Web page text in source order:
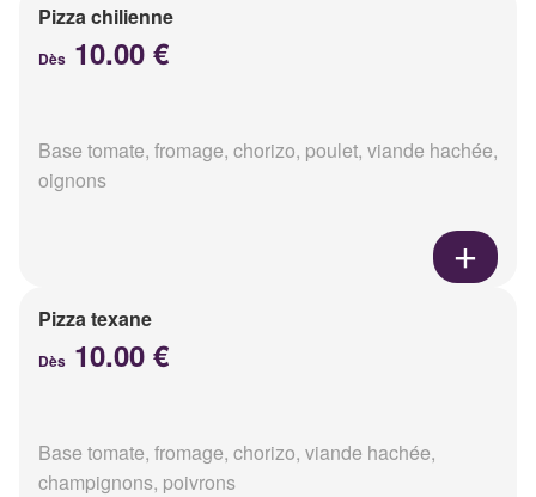
Pizza chilienne
Dès 10.00 €
Base tomate, fromage, chorizo, poulet, viande hachée,
oignons
Pizza texane
Dès 10.00 €
Base tomate, fromage, chorizo, viande hachée,
champignons, poivrons